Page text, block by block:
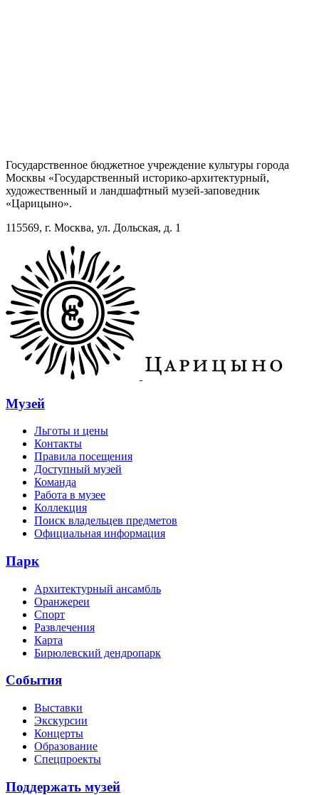
Государственное бюджетное учреждение культуры города
Москвы «Государственный историко-архитектурный,
художественный и ландшафтный музей-заповедник
«Царицыно».
115569, г. Москва, ул. Дольская, д. 1
Музей
Льготы и цены
Контакты
Правила посещения
Доступный музей
Команда
Работа в музее
Коллекция
Поиск владельцев предметов
Официальная информация
Парк
Архитектурный ансамбль
Оранжереи
Спорт
Развлечения
Карта
Бирюлевский дендропарк
События
Выставки
Экскурсии
Концерты
Образование
Спецпроекты
Поддержать музей